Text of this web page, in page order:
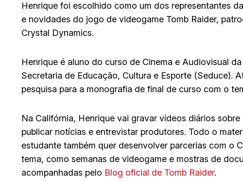
Henrique foi escolhido como um dos representantes
e novidades do jogo de videogame Tomb Raider,
Crystal Dynamics.
Henrique é aluno do curso de Cinema e Audiovisual
Secretaria de Educação, Cultura e Esporte (Seduce).
pesquisa para a monografia de final de curso com o
Na Califórnia, Henrique vai gravar vídeos diários
publicar notícias e entrevistar produtores. Todo o
estudante também quer desenvolver parcerias com o
tema, como semanas de videogame e mostras de
acompanhadas pelo Blog oficial de Tomb Raider.